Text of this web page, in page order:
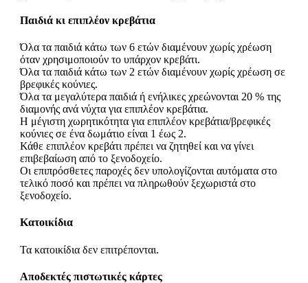
Παιδιά κι επιπλέον κρεβάτια
Όλα τα παιδιά κάτω των 6 ετών διαμένουν χωρίς χρέωση
όταν χρησιμοποιούν το υπάρχον κρεβάτι.
Όλα τα παιδιά κάτω των 2 ετών διαμένουν χωρίς χρέωση σε
βρεφικές κούνιες.
Όλα τα μεγαλύτερα παιδιά ή ενήλικες χρεώνονται 20 % της
διαμονής ανά νύχτα για επιπλέον κρεβάτια.
Η μέγιστη χωρητικότητα για επιπλέον κρεβάτια/βρεφικές
κούνιες σε ένα δωμάτιο είναι 1 έως 2.
Κάθε επιπλέον κρεβάτι πρέπει να ζητηθεί και να γίνει
επιβεβαίωση από το ξενοδοχείο.
Οι επιπρόσθετες παροχές δεν υπολογίζονται αυτόματα στο
τελικό ποσό και πρέπει να πληρωθούν ξεχωριστά στο
ξενοδοχείο.
Κατοικίδια
Τα κατοικίδια δεν επιτρέπονται.
Αποδεκτές πιστωτικές κάρτες